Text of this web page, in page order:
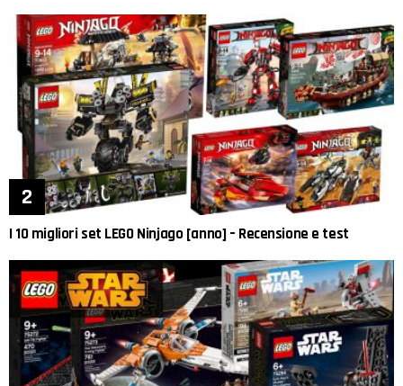
I 10 migliori set LEGO Ninjago [anno] – Recensione e test